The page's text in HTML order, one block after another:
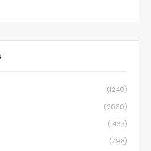
(1249)
(2030)
(1465)
(798)